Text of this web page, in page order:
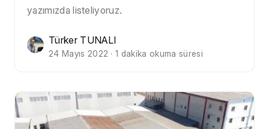
yazımızda listeliyoruz.
Türker TUNALI
24 Mayıs 2022 · 1 dakika okuma süresi